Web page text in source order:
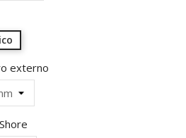
externo